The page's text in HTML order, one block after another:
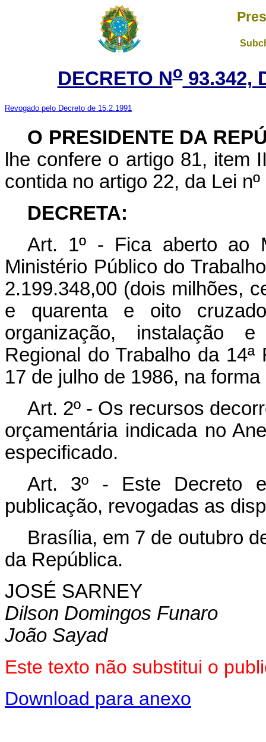
DECRETO No93.342,
Revogado pelo Decreto de 15.2.1991
O PRESIDENTE DA
lhe confere o artigo 81, item
contida no artigo 22, da Lei
DECRETA:
Art. 1º - Fica aberto ao
Ministério Público do
2.199.348,00 (dois milhões,
e quarenta e oito
organização, instalação
Regional do Trabalho da
17 de julho de 1986, na
Art. 2º - Os recursos
orçamentária indicada no
especificado.
Art. 3º - Este Decreto
publicação, revogadas as
Brasília, em 7 de outubro
da República.
JOSÉ SARNEY
Dilson Domingos Funaro
João Sayad
Este texto não substitui o
Download para anexo